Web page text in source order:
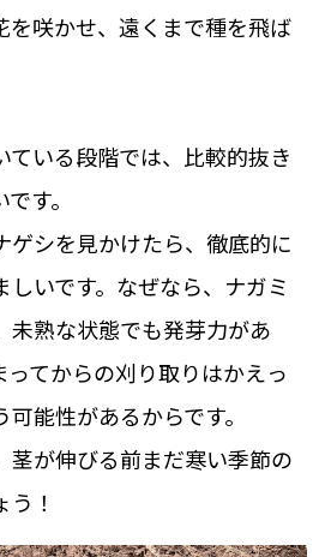
を咲かせ、遠くまで種を飛ば
ている段階では、比較的抜き
す。
ゲシを見かけたら、徹底的に
いです。なぜなら、ナガミ
未熟な状態でも発芽力があ
ってからの刈り取りはかえっ
能性があるからです。
茎が伸びる前まだ寒い季節の
！